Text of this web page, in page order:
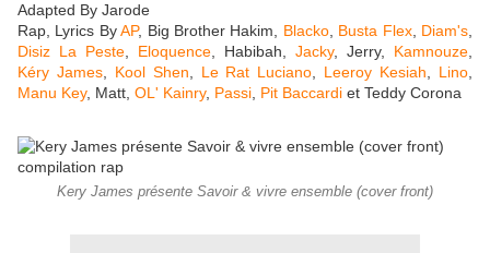
Adapted By Jarode
Rap, Lyrics ByAP, Big Brother Hakim, Blacko, Busta Flex, Diam's
Disiz La Peste
Eloquence , Habibah, Jacky, Jerry, Kamnouze
Kéry James, Kool Shen Le Rat Luciano Leeroy Kesiah Lino
Manu Key, Matt, OL' Kainry, Passi Pit Baccardi et Teddy Corona
Kery James présente Savoir & vivre ensemble (cover front)